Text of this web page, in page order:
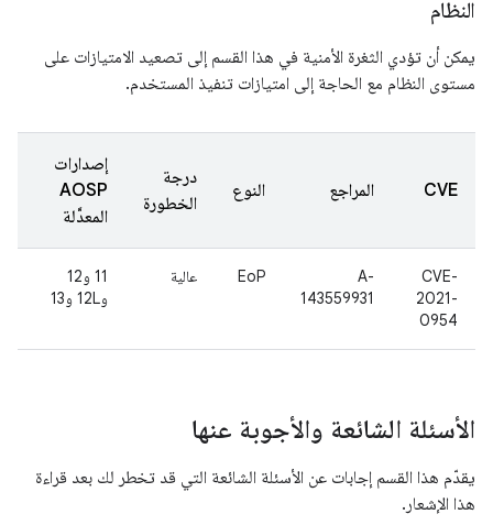
النظام
يمكن أن تؤدي الثغرة الأمنية في هذا القسم إلى تصعيد الامتيازات على
مستوى النظام مع الحاجة إلى امتيازات تنفيذ المستخدم.
CVE المراجع النوع
درجة
الخطورة
إصدارات
AOSP
المعدَّلة
CVE-
2021-
0954
A-
143559931
EoP عالية
11 و12
و12L و13
الأسئلة الشائعة والأجوبة عنها
يقدّم هذا القسم إجابات عن الأسئلة الشائعة التي قد تخطر لك بعد قراءة
هذا الإشعار.